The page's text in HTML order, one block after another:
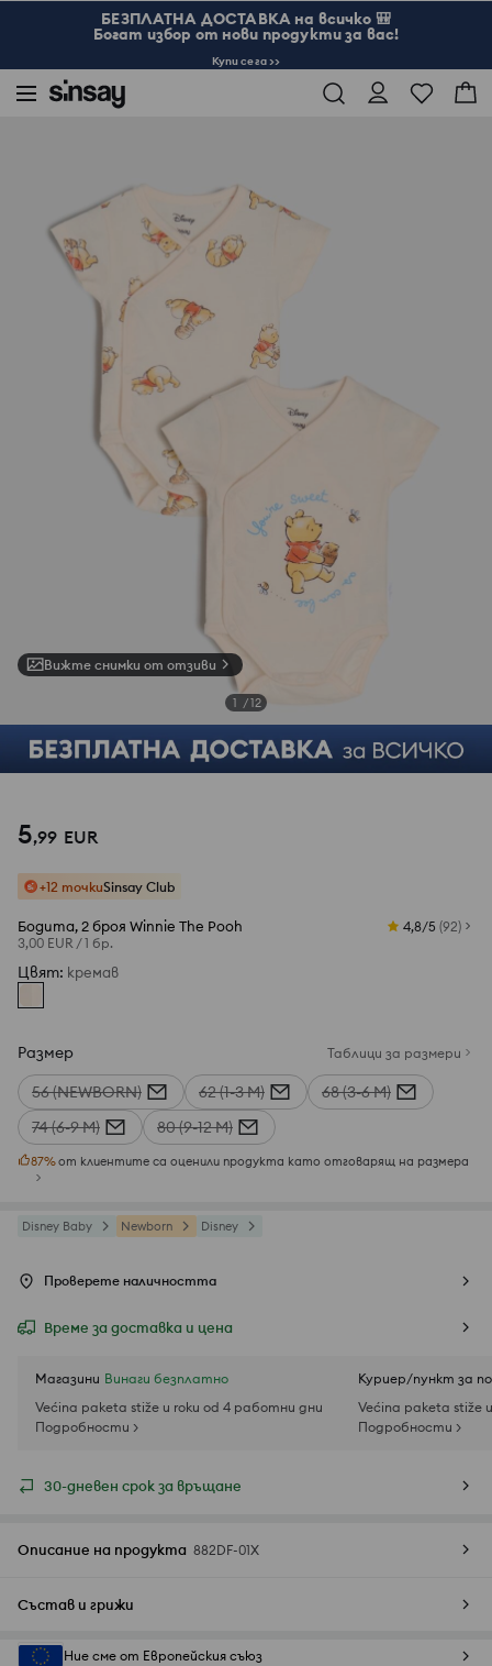
БЕЗПЛАТНА ДОСТАВКА на всичко 🎒
Богат избор от нови продукти за вас!
Купи сега >>
Вижте снимки от отзиви
1 /12
5,99 EUR
+12 точкиSinsay Club
Бодита, 2 броя Winnie The Pooh
3,00 EUR /1 бр.
4,8/5 (92)
Цвят: кремав
Размер Таблици за размери
56 (NEWBORN) 62 (1-3 М)
68 (3-6 М)
74 (6-9 М)
80 (9-12 М)
87%от клиентите са оценили продукта като отговарящ на размера
Disney Baby Newborn Disney
Проверете наличността
Време за доставка и цена
Магазини Винаги безплатно
Većina paketa stiže u roku od 4 работни дни
Подробности >
Куриер/пункт за
Većina paketa stiže
Подробности >
30-дневен срок за връщане
Описание на продукта 882DF-01X
Състав и грижи
Ние сме от Европейския съюз